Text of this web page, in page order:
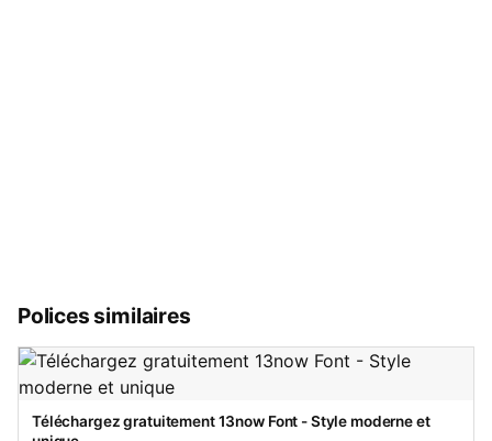
Polices similaires
Téléchargez gratuitement 13now Font - Style moderne et